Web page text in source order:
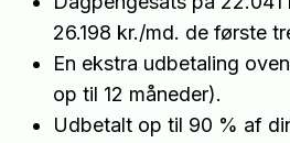
26.198 kr./md. de første
En ekstra udbetaling
op til 12 måneder).
Udbetalt op til 90 % af